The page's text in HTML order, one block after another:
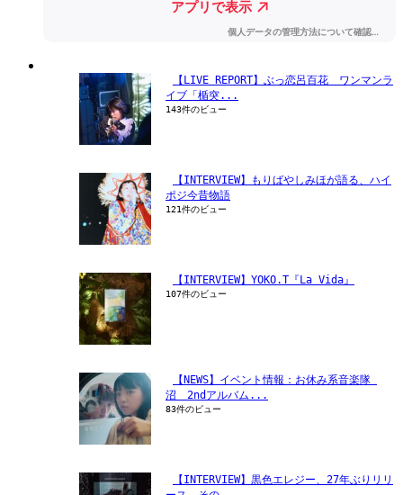
【LIVE REPORT】ぶっ恋呂百花　ワンマンラ
イブ「楯突...
143件のビュー
【INTERVIEW】もりばやしみほが語る、ハイ
ポジ今昔物語
121件のビュー
【INTERVIEW】YOKO.T『La Vida』
107件のビュー
【NEWS】イベント情報：お休み系音楽隊
沼　2ndアルバム...
83件のビュー
【INTERVIEW】黒色エレジー、27年ぶりリリ